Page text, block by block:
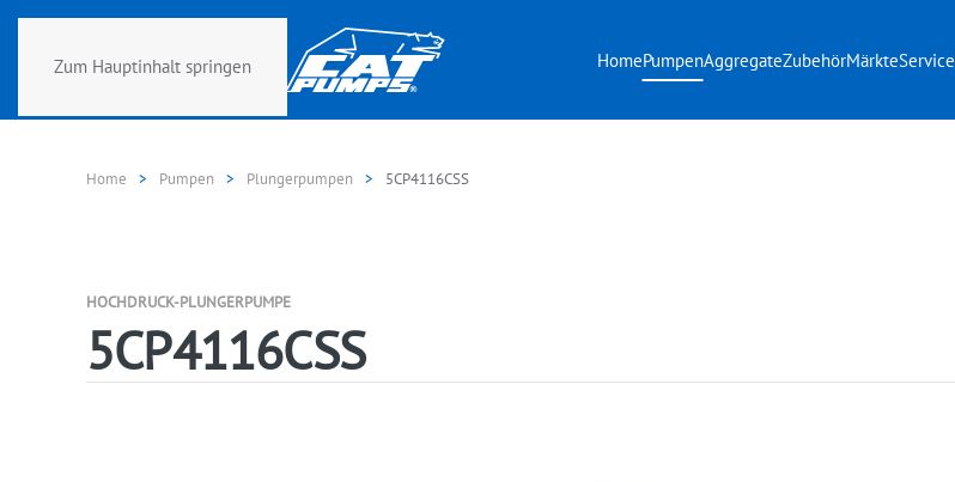
Zum Hauptinhalt springen HomePumpenAggregateZubehörMärkteService
Home Pumpen Plungerpumpen 5CP4116CSS
HOCHDRUCK-PLUNGERPUMPE
5CP4116CSS